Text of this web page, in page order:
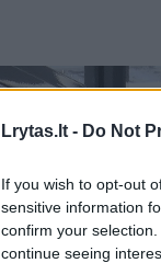
Lrytas.lt - Do Not
If you wish to opt-out
sensitive information
confirm your
continue seeing